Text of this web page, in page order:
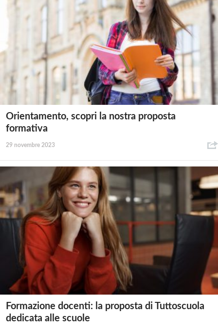
Orientamento, scopri la nostra proposta
formativa
29 novembre 2023
Formazione docenti: la proposta di Tuttoscuola
dedicata alle scuole